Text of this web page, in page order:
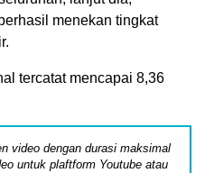
menekan tingkat
tercatat mencapai 8,36
video dengan durasi maksimal
untuk plaftform Youtube atau